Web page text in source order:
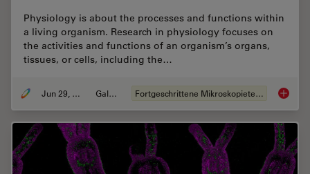
Physiology is about the processes and functions within
a living organism. Research in physiology focuses on
the activities and functions of an organism’s organs,
tissues, or cells, including the…
Jun 29, 2021 Galerie Fortgeschrittene Mikroskopietechniken